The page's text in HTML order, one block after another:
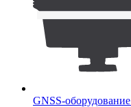
GNSS-оборудование